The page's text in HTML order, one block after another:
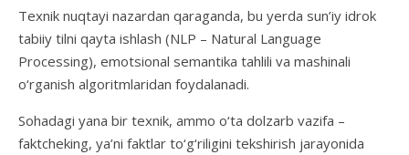
Texnik nuqtayi nazardan qaraganda, bu yerda sun’iy idrok
tabiiy tilni qayta ishlash (NLP – Natural Language
Processing), emotsional semantika tahlili va mashinali
o‘rganish algoritmlaridan foydalanadi.
Sohadagi yana bir texnik, ammo o‘ta dolzarb vazifa –
faktcheking, ya’ni faktlar to‘g‘riligini tekshirish jarayonida